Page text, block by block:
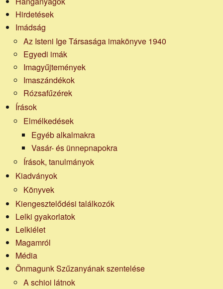
Hirdetések
Imádság
Az Isteni Ige Társasága imakönyve 1940
Egyedi imák
Imagyűjtemények
Imaszándékok
Rózsafűzérek
Írások
Elmélkedések
Egyéb alkalmakra
Vasár- és ünnepnapokra
Írások, tanulmányok
Kiadványok
Könyvek
Kiengesztelődési találkozók
Lelki gyakorlatok
Lelkiélet
Magamról
Média
Önmagunk Szűzanyának szentelése
A schioi látnok